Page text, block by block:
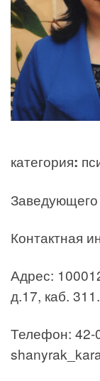
категория:
Контактная
Адрес:
д.17, каб. 311.
Телефон: 42-